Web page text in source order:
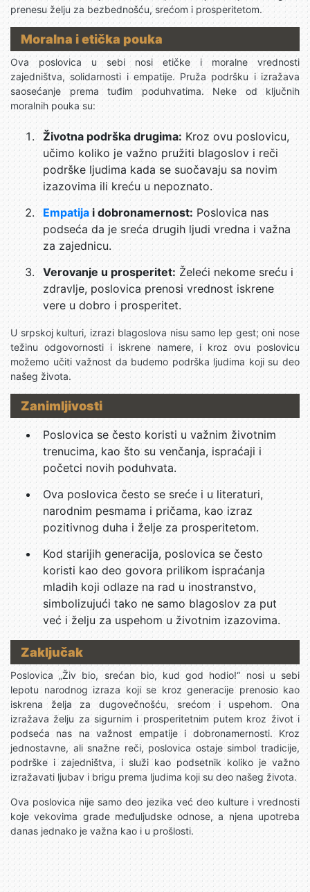
prenesu želju za bezbednošću, srećom i prosperitetom.
Moralna i etička pouka
Ova poslovica u sebi nosi etičke i moralne vrednosti
zajedništva, solidarnosti i empatije. Pruža podršku i izražava
saosećanje prema tuđim poduhvatima. Neke od ključnih
moralnih pouka su:
Životna podrška drugima: Kroz ovu poslovicu,
učimo koliko je važno pružiti blagoslov i reči
podrške ljudima kada se suočavaju sa novim
izazovima ili kreću u nepoznato.
Empatijai dobronamernost: Poslovica nas
podseća da je sreća drugih ljudi vredna i važna
za zajednicu.
Verovanje u prosperitet: Želeći nekome sreću i
zdravlje, poslovica prenosi vrednost iskrene
vere u dobro i prosperitet.
U srpskoj kulturi, izrazi blagoslova nisu samo lep gest; oni nose
težinu odgovornosti i iskrene namere, i kroz ovu poslovicu
možemo učiti važnost da budemo podrška ljudima koji su deo
našeg života.
Zanimljivosti
Poslovica se često koristi u važnim životnim
trenucima, kao što su venčanja, ispraćaji i
početci novih poduhvata.
Ova poslovica često se sreće i u literaturi,
narodnim pesmama i pričama, kao izraz
pozitivnog duha i želje za prosperitetom.
Kod starijih generacija, poslovica se često
koristi kao deo govora prilikom ispraćanja
mladih koji odlaze na rad u inostranstvo,
simbolizujući tako ne samo blagoslov za put
već i želju za uspehom u životnim izazovima.
Zaključak
Poslovica „Živ bio, srećan bio, kud god hodio!“ nosi u sebi
lepotu narodnog izraza koji se kroz generacije prenosio kao
iskrena želja za dugovečnošću, srećom i uspehom. Ona
izražava želju za sigurnim i prosperitetnim putem kroz život i
podseća nas na važnost empatije i dobronamernosti. Kroz
jednostavne, ali snažne reči, poslovica ostaje simbol tradicije,
podrške i zajedništva, i služi kao podsetnik koliko je važno
izražavati ljubav i brigu prema ljudima koji su deo našeg života.
Ova poslovica nije samo deo jezika već deo kulture i vrednosti
koje vekovima grade međuljudske odnose, a njena upotreba
danas jednako je važna kao i u prošlosti.